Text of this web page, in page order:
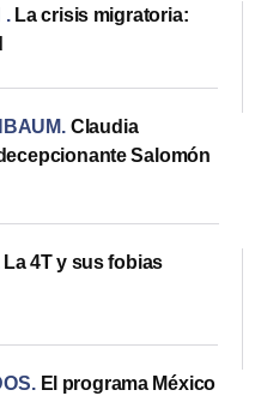
. La crisis migratoria:
. Claudia
Salomón
La 4T y sus fobias
. El programa México